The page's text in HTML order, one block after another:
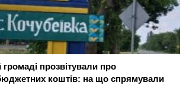
громаді прозвітували про
коштів: на що спрямували